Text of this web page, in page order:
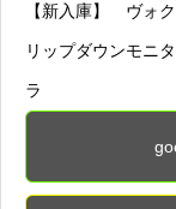
【新入庫】 ヴ
リップダウンモ
ラ